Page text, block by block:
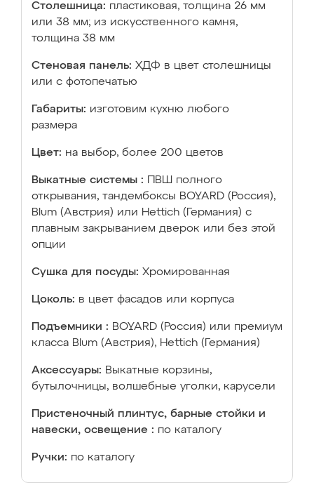
Столешница: пластиковая, толщина 26 мм
или 38 мм; из искусственного камня,
толщина 38 мм
Стеновая панель: ХДФ в цвет столешницы
или с фотопечатью
Габариты: изготовим кухню любого
размера
Цвет: на выбор, более 200 цветов
Выкатные системы :
ПВШ полного
открывания, тандембоксы BOYARD (Россия),
Blum (Австрия) или Hettich (Германия) с
плавным закрыванием дверок или без этой
опции
Сушка для посуды: Хромированная
Цоколь: в цвет фасадов или корпуса
Подъемники : BOYARD (Россия) или премиум
класса Blum (Австрия), Hettich (Германия)
Аксессуары: Выкатные корзины,
бутылочницы, волшебные уголки, карусели
Пристеночный плинтус, барные стойки и
навески, освещение : по каталогу
Ручки: по каталогу